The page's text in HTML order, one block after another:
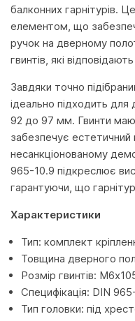
балконних гарнітурів.
елементом, що
ручок на дверному
гвинтів, які
Завдяки точно
ідеально підходить
92 до 97 мм. Гвинти
забезпечує естетичний
несанкціонованому
965-10.9 підкреслює
гарантуючи, що
Характеристики
Тип: комплект
Товщина дверного
Розмір гвинтів:
Специфікація: DIN
Тип головки: під